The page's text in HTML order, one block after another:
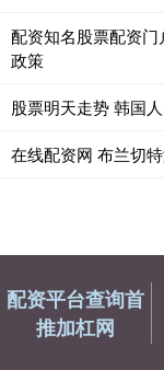
配资知名股票配资
政策
股票明天走势 韩国
在线配资网 布兰切
配资平台查询首
推加杠网